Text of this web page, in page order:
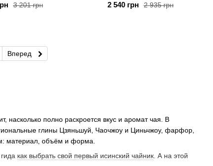
полно раскроется вкус и аромат чая. В
глины Цзяньшуй, Чаочжоу и Циньчжоу, фарфор,
материал, объём и форма.
как выбрать свой первый исинский чайник. А на этой
мл3 201 грн 2 935 грн
2 540 грн
Вперед